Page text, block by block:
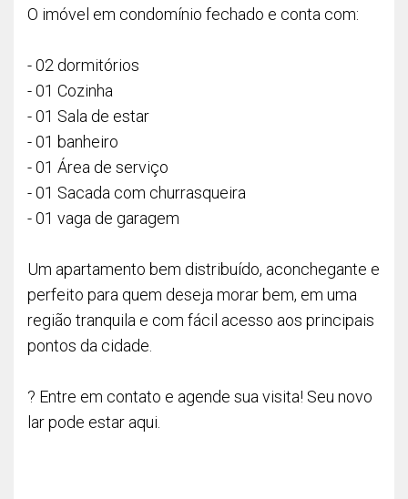
O imóvel em condomínio fechado e conta com:
- 02 dormitórios
- 01 Cozinha
- 01 Sala de estar
- 01 banheiro
- 01 Área de serviço
- 01 Sacada com churrasqueira
- 01 vaga de garagem
Um apartamento bem distribuído, aconchegante e
perfeito para quem deseja morar bem, em uma
região tranquila e com fácil acesso aos principais
pontos da cidade.
? Entre em contato e agende sua visita! Seu novo
lar pode estar aqui.